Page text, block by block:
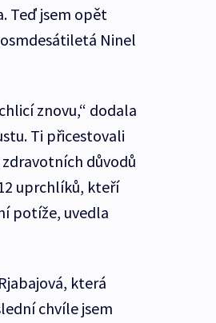
Teď jsem opět
Ninel
znovu,“ dodala
Ti přicestovali
důvodů
uprchlíků, kteří
potíže, uvedla
která
chvíle jsem